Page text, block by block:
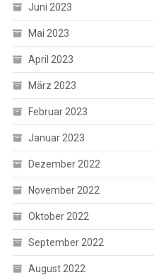
Juni 2023
Mai 2023
April 2023
März 2023
Februar 2023
Januar 2023
Dezember 2022
November 2022
Oktober 2022
September 2022
August 2022